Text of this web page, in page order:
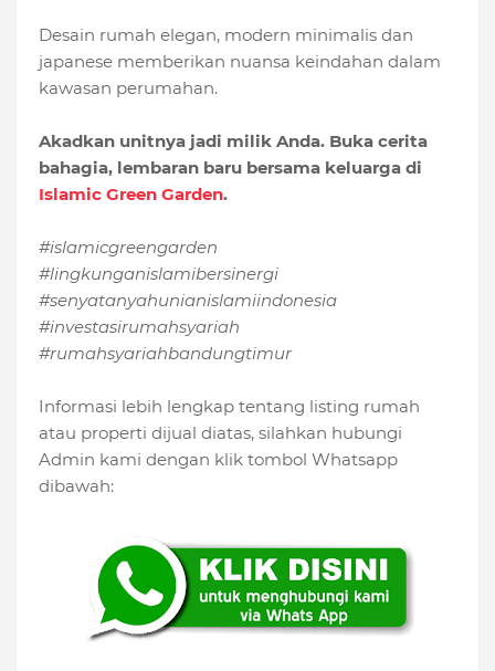
Desain rumah elegan, modern minimalis dan
japanese memberikan nuansa keindahan dalam
kawasan perumahan.
Akadkan unitnya jadi milik Anda. Buka cerita
bahagia, lembaran baru bersama keluarga di
Islamic Green Garden.
#islamicgreengarden
#lingkunganislamibersinergi
#senyatanyahunianislamiindonesia
#investasirumahsyariah
#rumahsyariahbandungtimur
Informasi lebih lengkap tentang listing rumah
atau properti dijual diatas, silahkan hubungi
Admin kami dengan klik tombol Whatsapp
dibawah: